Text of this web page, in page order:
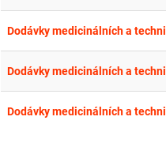
Dodávky medicinálních a
Dodávky medicinálních a
Dodávky medicinálních a